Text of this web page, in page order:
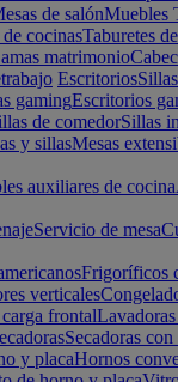
de salónMuebles
cocinasTaburetes
matrimonio
Escritorios
gamingEscritorios
de comedorSillas
y sillasMesas
auxiliares de cocina
Servicio de mesa
Frigoríficos
verticales
frontal
Secadoras
y placaHornos